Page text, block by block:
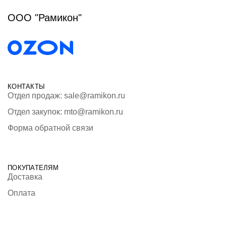
ООО "Рамикон"
КОНТАКТЫ
Отдел продаж: sale@ramikon.ru
Отдел закупок: mto@ramikon.ru
Форма обратной связи
ПОКУПАТЕЛЯМ
Доставка
Оплата